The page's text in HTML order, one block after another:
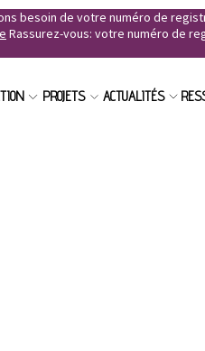
besoin de votre numéro de
Rassurez-vous: votre numéro de
PROJETS ACTUALITÉS